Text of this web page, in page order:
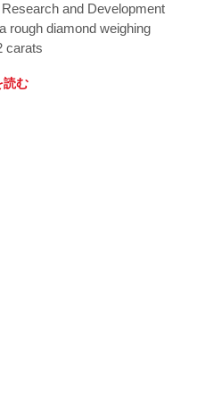
and Development
rough diamond weighing
carats
読む